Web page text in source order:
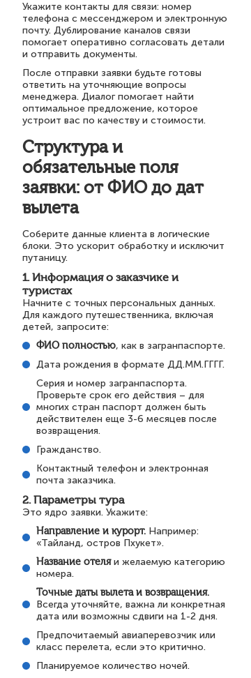
Укажите контакты для связи: номер
телефона с мессенджером и электронную
почту. Дублирование каналов связи
помогает оперативно согласовать детали
и отправить документы.
После отправки заявки будьте готовы
ответить на уточняющие вопросы
менеджера. Диалог помогает найти
оптимальное предложение, которое
устроит вас по качеству и стоимости.
Структура и
обязательные поля
заявки: от ФИО до дат
вылета
Соберите данные клиента в логические
блоки. Это ускорит обработку и исключит
путаницу.
1. Информация о заказчике и
туристах
Начните с точных персональных данных.
Для каждого путешественника, включая
детей, запросите:
ФИО полностью, как в загранпаспорте.
Дата рождения в формате ДД.ММ.ГГГГ.
Серия и номер загранпаспорта.
Проверьте срок его действия – для
многих стран паспорт должен быть
действителен еще 3-6 месяцев после
возвращения.
Гражданство.
Контактный телефон и электронная
почта заказчика.
2. Параметры тура
Это ядро заявки. Укажите:
Направление и курорт. Например:
«Тайланд, остров Пхукет».
Название отеляи желаемую категорию
номера.
Точные даты вылета и возвращения.
Всегда уточняйте, важна ли конкретная
дата или возможны сдвиги на 1-2 дня.
Предпочитаемый авиаперевозчик или
класс перелета, если это критично.
Планируемое количество ночей.